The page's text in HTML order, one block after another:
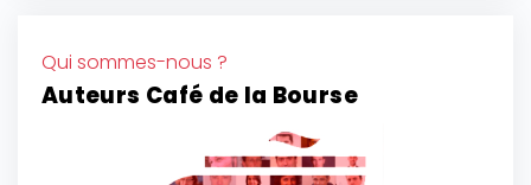
Qui sommes-nous ?
Auteurs Café de la Bourse